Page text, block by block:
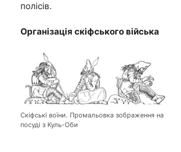
полісів.
Організація скіфського війська
Скіфські воїни. Промальовка зображення на
посуді з Куль-Оби